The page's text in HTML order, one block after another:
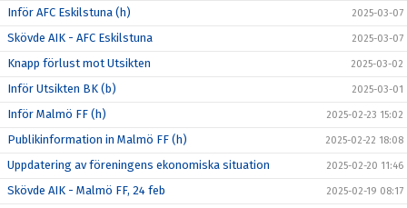
Inför AFC Eskilstuna (h) 2025-03-07
Skövde AIK - AFC Eskilstuna 2025-03-07
Knapp förlust mot Utsikten 2025-03-02
Inför Utsikten BK (b) 2025-03-01
Inför Malmö FF (h) 2025-02-23 15:02
Publikinformation in Malmö FF (h) 2025-02-22 18:08
Uppdatering av föreningens ekonomiska situation 2025-02-20 11:46
Skövde AIK - Malmö FF, 24 feb 2025-02-19 08:17